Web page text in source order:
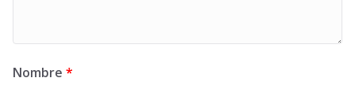
Nombre *